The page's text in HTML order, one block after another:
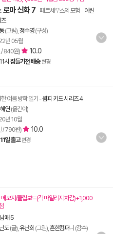
로마 신화 7- 페르세우스의 모험 - 어린
즈
(그림), 정수영(구성)
년 05월
/ 840원) 10.0
시 잠들기전 배송 변경
여름 방학 일기 -윔피 키드 시리즈 4
연(옮긴이)
년 10월
/ 790원) 10.0
일 출고 변경
모지/클립보드(각 마일리지 차감)+1,000
매 5
도(글), 유난희 (그림), 흔한컴퍼니 (감수)